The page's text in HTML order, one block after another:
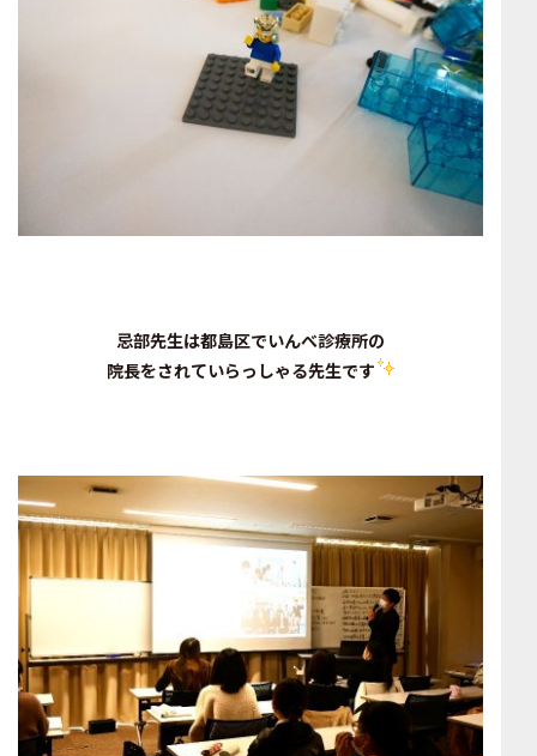
忌部先生は都島区でいんべ診療所の
院長をされていらっしゃる先生です